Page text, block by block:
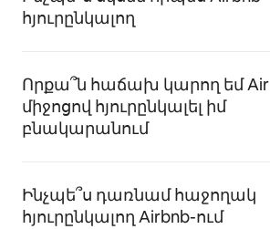
հյուրընկալող
Որքա՞ն հաճախ կարող եմ
միջոցով հյուրընկալել իմ
բնակարանում
Ինչպե՞ս դառնամ հաջողակ
հյուրընկալող Airbnb-ում